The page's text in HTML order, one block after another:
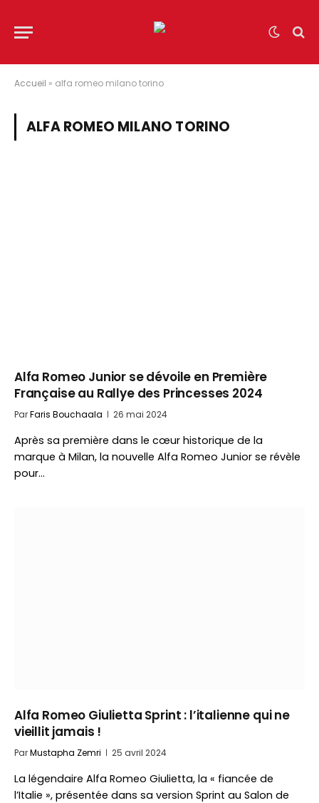
Accueil » alfa romeo milano torino
ALFA ROMEO MILANO TORINO
Alfa Romeo Junior se dévoile en Première
Française au Rallye des Princesses 2024
ParFaris Bouchaala 26 mai 2024
Après sa première dans le cœur historique de la
marque à Milan, la nouvelle Alfa Romeo Junior se révèle
pour…
Alfa Romeo Giulietta Sprint : l’italienne qui ne
vieillit jamais !
ParMustapha Zemri 25 avril 2024
La légendaire Alfa Romeo Giulietta, la « fiancée de
l’Italie », présentée dans sa version Sprint au Salon de